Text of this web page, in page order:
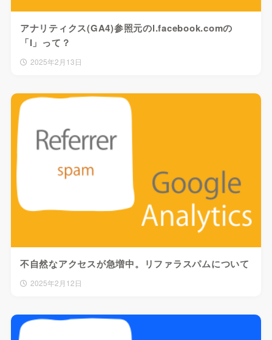
アナリティクス(GA4)参照元のl.facebook.comの
「I」って？
2025年2月13日
不自然なアクセスが急増中。リファラスパムについて
2025年2月12日